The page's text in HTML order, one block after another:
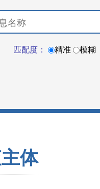
匹配度： 精准 模糊
体